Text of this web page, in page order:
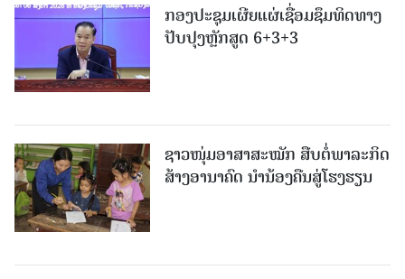
ກອງປະຊຸມເຜີຍແຜ່ເຊື່ອມຊຶມທິດທາງ
ປັບປຸງຫຼັກສູດ 6+3+3
ຊາວໜຸ່ມອາສາສະໝັກ ສືບຕໍ່ພາລະກິດ
ສ້າງອານາຄົດ ນໍານ້ອງຄືນສູ່ໂຮງຮຽນ